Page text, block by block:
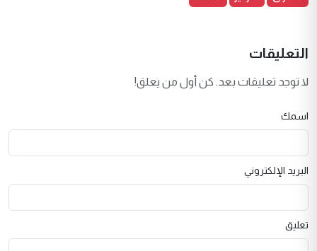
التعليقات
لا توجد تعليقات بعد. كن أول من يعلق!
اسمك
البريد الإلكتروني
تعليق